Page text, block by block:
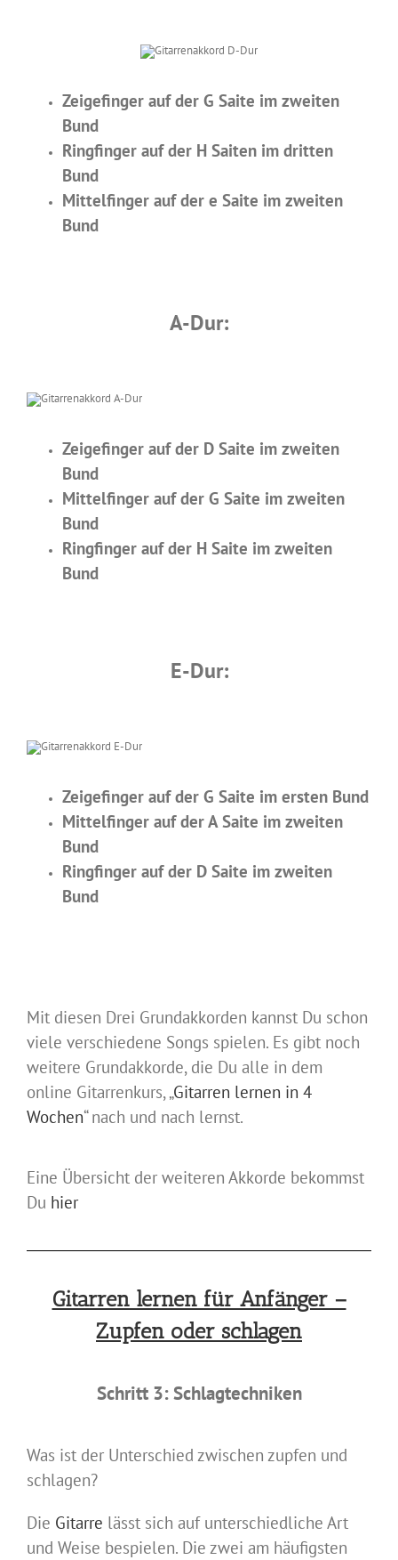
Zeigefinger auf der G Saite im zweiten
Bund
Ringfinger auf der H Saiten im dritten
Bund
Mittelfinger auf der e Saite im zweiten
Bund
A-Dur:
Zeigefinger auf der D Saite im zweiten
Bund
Mittelfinger auf der G Saite im zweiten
Bund
Ringfinger auf der H Saite im zweiten
Bund
E-Dur:
Zeigefinger auf der G Saite im ersten Bund
Mittelfinger auf der A Saite im zweiten
Bund
Ringfinger auf der D Saite im zweiten
Bund
Mit diesen Drei Grundakkorden kannst Du schon
viele verschiedene Songs spielen. Es gibt noch
weitere Grundakkorde, die Du alle in dem
online Gitarrenkurs, „Gitarren lernen in 4
Wochen“ nach und nach lernst.
Eine Übersicht der weiteren Akkorde bekommst
Du hier
Gitarren lernen für Anfänger –
Zupfen oder schlagen
Schritt 3: Schlagtechniken
Was ist der Unterschied zwischen zupfen und
schlagen?
Die Gitarre lässt sich auf unterschiedliche Art
und Weise bespielen. Die zwei am häufigsten